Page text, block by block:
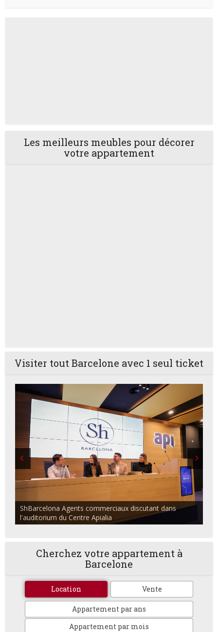
Les meilleurs meubles pour décorer
votre appartement
Visiter tout Barcelone avec 1 seul ticket
ShBarcelona Agents commerciaux discutant dans
l'auditorium du Centre Apialia
Cherchez votre appartement à
Barcelone
Location Vente
Appartement par ans
Appartement par mois